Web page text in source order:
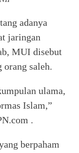
adanya
jaringan
MUI disebut
orang saleh.
ulama,
Islam,”
.
berpaham